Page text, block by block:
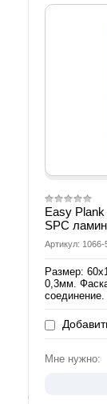
Easy
SPC
Артикул: 1066-
Размер:
0,3мм.
соединение.
Мне нужно: